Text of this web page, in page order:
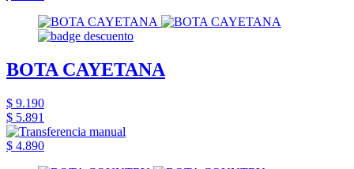
BOTA CAYETANA
$ 9.190
$ 5.891
$ 4.890